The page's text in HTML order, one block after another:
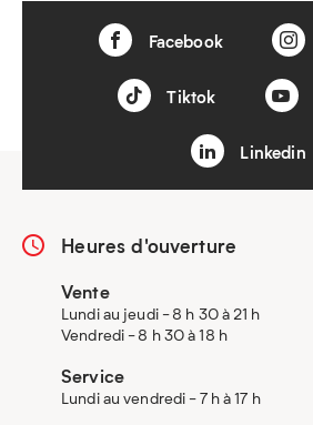
Facebook
Tiktok
Linkedin
Heures d'ouverture
Vente
Lundi au jeudi - 8 h 30 à 21 h
Vendredi - 8 h 30 à 18 h
Service
Lundi au vendredi - 7 h à 17 h